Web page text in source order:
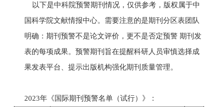
以下是中科院预警期刊情况，仅供参考，版权属于中
国科学院文献情报中心。需要注意的是期刊分区表团队
明确：期刊预警不是论文评价，更不是否定预警 期刊发
表的每项成果。预警期刊旨在提醒科研人员审慎选择成
果发表平台、提示出版机构强化期刊质量管理。
2023年《国际期刊预警名单（试行）》：